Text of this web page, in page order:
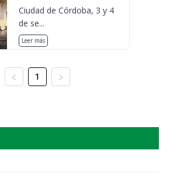
Ciudad de Córdoba, 3 y 4
de se...
Leer más
1